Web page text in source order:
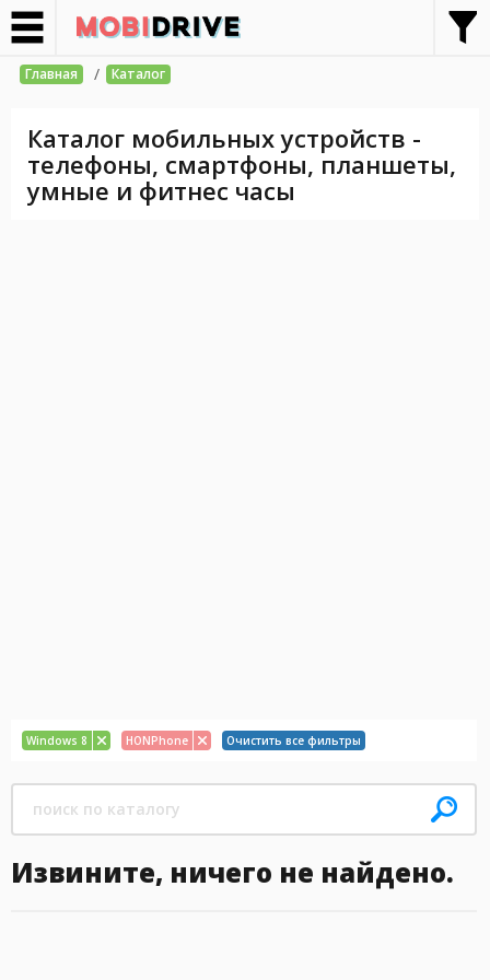
Главная / Каталог
Каталог мобильных устройств -
телефоны, смартфоны, планшеты,
умные и фитнес часы
Windows 8 HONPhone Очистить все фильтры
Извините, ничего не найдено.